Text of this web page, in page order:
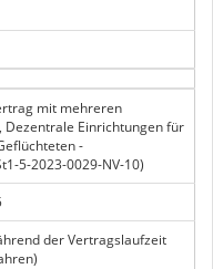
mit mehreren
Einrichtungen für
-
5-2023-0029-NV-10)
der Vertragslaufzeit